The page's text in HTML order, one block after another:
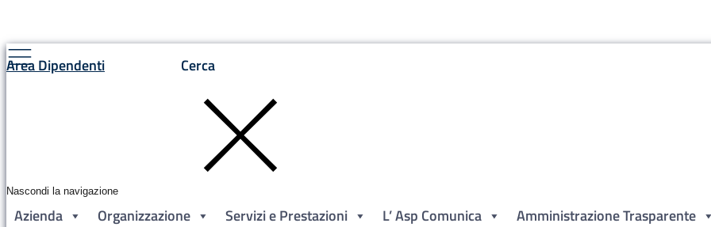
Area Dipendenti Cerca
Nascondi la navigazione
Azienda Organizzazione Servizi e Prestazioni L’ Asp Comunica Amministrazione Trasparente